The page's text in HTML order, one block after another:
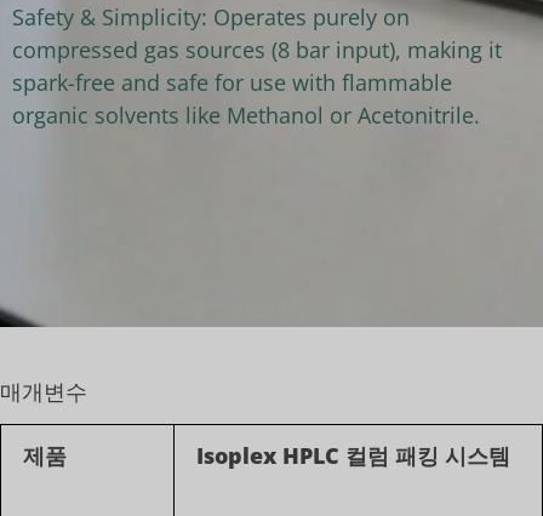
Safety & Simplicity: Operates purely on
compressed gas sources (8 bar input), making it
spark-free and safe for use with flammable
organic solvents like Methanol or Acetonitrile.
매개변수
제품 Isoplex HPLC 컬럼 패킹 시스템